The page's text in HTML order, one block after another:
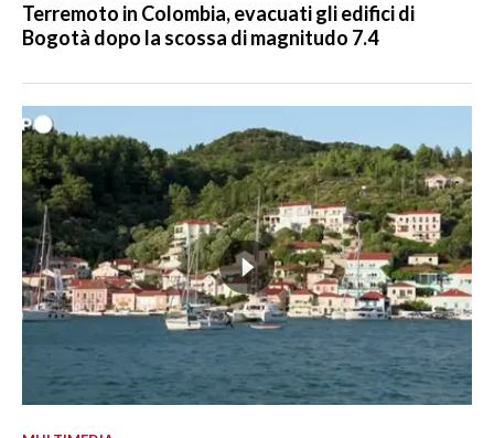
Terremoto in Colombia, evacuati gli edifici di
Bogotà dopo la scossa di magnitudo 7.4